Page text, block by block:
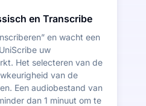
en Transcribe
en wacht een
uw
Het selecteren van de
van de
Een audiobestand van
dan 1 minuut om te